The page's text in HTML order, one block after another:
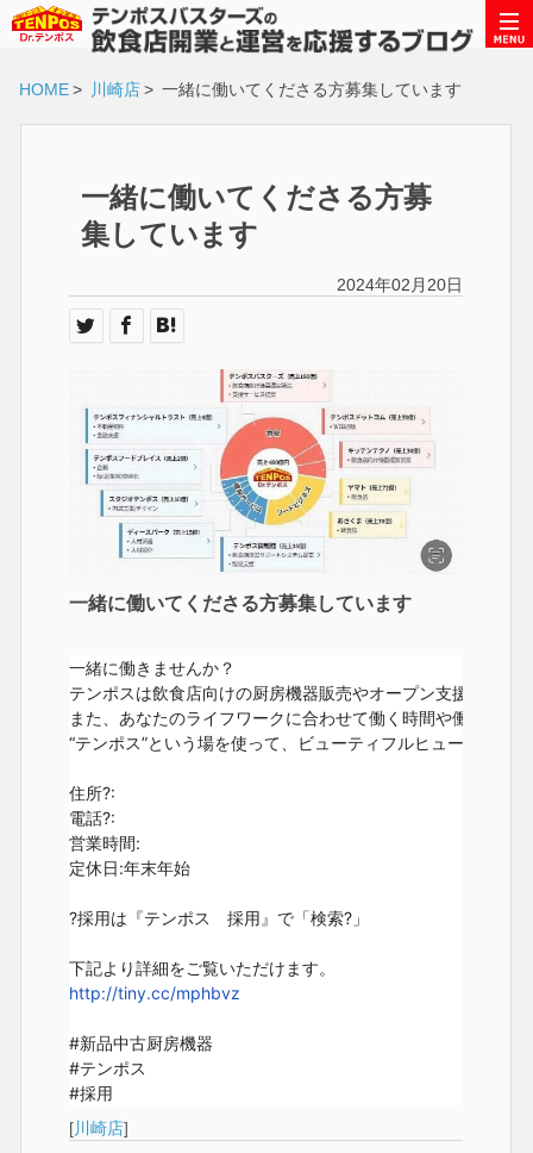
HOME> 川崎店> 一緒に働いてくださる方募集しています
一緒に働いてくださる方募
集しています
2024年02月20日
一緒に働いてくださる方募集しています
一緒に働きませんか？
テンポスは飲食店向けの厨房機器販売やオープン支援する会
また、あなたのライフワークに合わせて働く時間や働き方を
“テンポス”という場を使って、ビューティフルヒューマンラ
住所?:
電話?:
営業時間:
定休日:年末年始
?採用は『テンポス　採用』で「検索?」
http://tiny.cc/mphbvz
#新品中古厨房機器
#テンポス
#採用
[川崎店]